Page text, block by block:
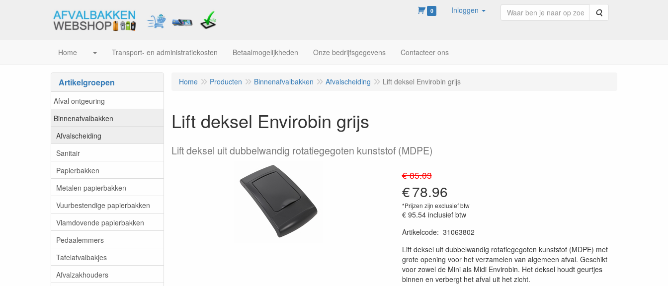
0 Inloggen Zoeken
Home Transport- en administratiekosten Betaalmogelijkheden Onze bedrijfsgegevens Contacteer ons
Artikelgroepen
Afval ontgeuring
Binnenafvalbakken
Afvalscheiding
Sanitair
Papierbakken
Metalen papierbakken
Vuurbestendige papierbakken
Vlamdovende papierbakken
Pedaalemmers
Tafelafvalbakjes
Afvalzakhouders
Home Producten Binnenafvalbakken Afvalscheiding Lift deksel Envirobin grijs
Lift deksel Envirobin grijs
Lift deksel uit dubbelwandig rotatiegegoten kunststof (MDPE)
€ 85.03
€78.96
*Prijzen zijn exclusief btw
€ 95.54 inclusief btw
Artikelcode: 31063802
Lift deksel uit dubbelwandig rotatiegegoten kunststof (MDPE) met
grote opening voor het verzamelen van algemeen afval. Geschikt
voor zowel de Mini als Midi Envirobin. Het deksel houdt geurtjes
binnen en verbergt het afval uit het zicht.